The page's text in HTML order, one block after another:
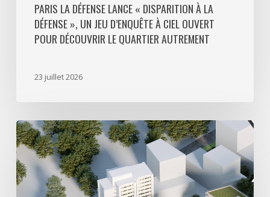
découvrir
quartier
PARIS LA DÉFENSE LANCE « DISPARITION À LA
DÉFENSE », UN JEU D’ENQUÊTE À CIEL OUVERT
POUR DÉCOUVRIR LE QUARTIER AUTREMENT
23 juillet 2026
Avec
5
actes
signés
pour